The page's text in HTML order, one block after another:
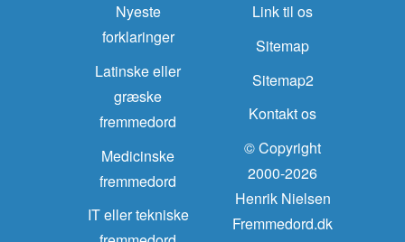
Nyeste
forklaringer
Latinske eller
græske
fremmedord
Medicinske
fremmedord
IT eller tekniske
Link til os
Sitemap
Sitemap2
Kontakt os
© Copyright
2000-2026
Henrik Nielsen
Fremmedord.dk